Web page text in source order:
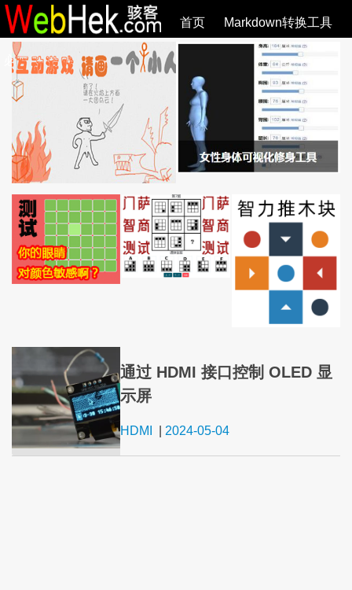
首页 Markdown转换工具
必观作品 SVG教程 SVG手册 全部文章
通过 HDMI 接口控制 OLED 显
示屏
HDMI 2024-05-04